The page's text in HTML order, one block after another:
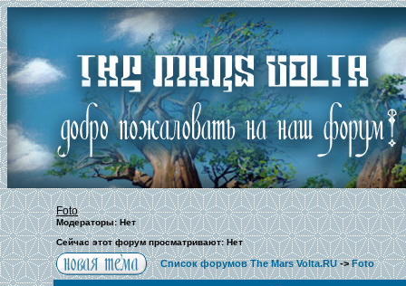
Foto
Модераторы: Нет
Сейчас этот форум просматривают: Нет
Список форумов The Mars Volta.RU->Foto